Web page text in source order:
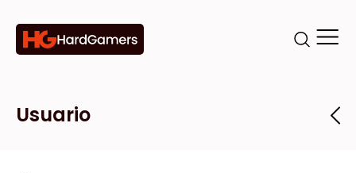
Categorías
Marcas
Tiendas
Usuario